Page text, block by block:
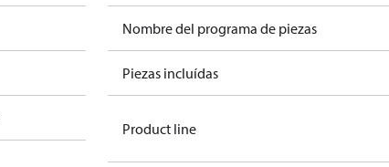
Nombre del programa de piezas
Piezas incluídas
Product line